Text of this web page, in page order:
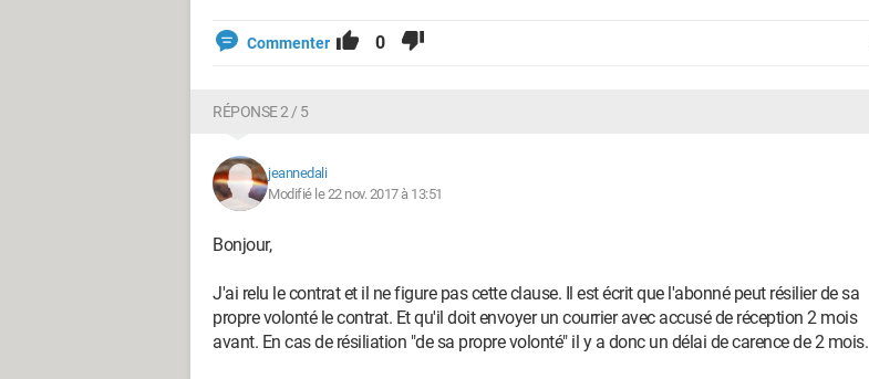
Commenter 0
RÉPONSE 2 / 5
jeannedali
Modifié le 22 nov. 2017 à 13:51
Bonjour,
J'ai relu le contrat et il ne figure pas cette clause. Il est écrit que l'abonné peut résilier de sa
propre volonté le contrat. Et qu'il doit envoyer un courrier avec accusé de réception 2 mois
avant. En cas de résiliation "de sa propre volonté" il y a donc un délai de carence de 2 mois.